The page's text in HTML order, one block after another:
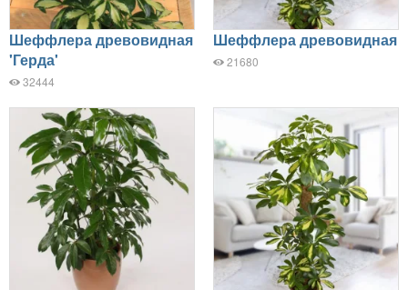
Шеффлера древовидная
'Герда'
32444
Шеффлера древовидная
21680